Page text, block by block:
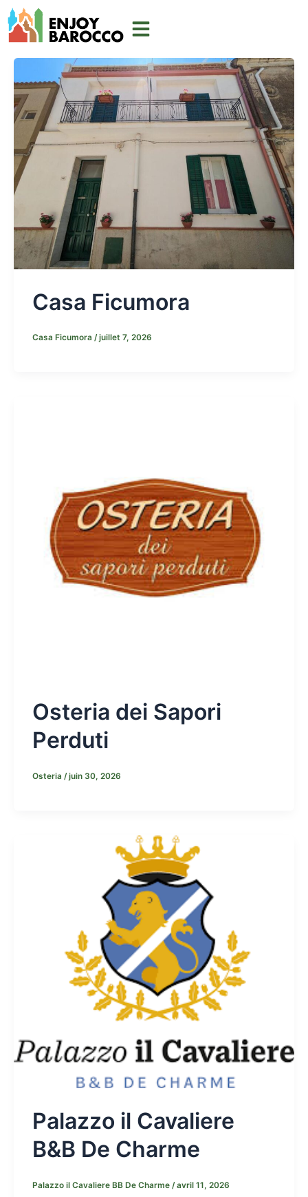
Aller
au
Casa Ficumora
Casa Ficumora /juillet 7, 2026
Osteria dei Sapori
Perduti
Osteria /juin 30, 2026
Palazzo il Cavaliere
B&B De Charme
Palazzo il Cavaliere BB De Charme /avril 11, 2026